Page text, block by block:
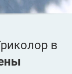
в